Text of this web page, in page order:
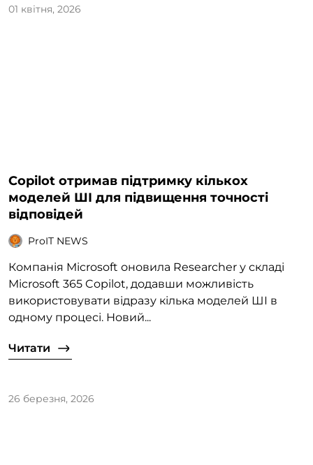
01 квітня, 2026
Copilot отримав підтримку кількох
моделей ШІ для підвищення точності
відповідей
ProIT NEWS
Компанія Microsoft оновила Researcher у складі
Microsoft 365 Copilot, додавши можливість
використовувати відразу кілька моделей ШІ в
одному процесі. Новий...
Читати
26 березня, 2026